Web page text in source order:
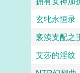
玄牝永恒录
亵渎支配之
艾莎的淫纹